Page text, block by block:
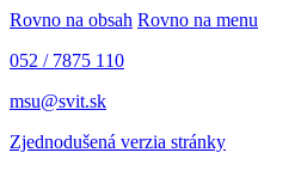
Rovno na obsah Rovno na menu
052 / 7875 110
msu@svit.sk
Zjednodušená verzia stránky